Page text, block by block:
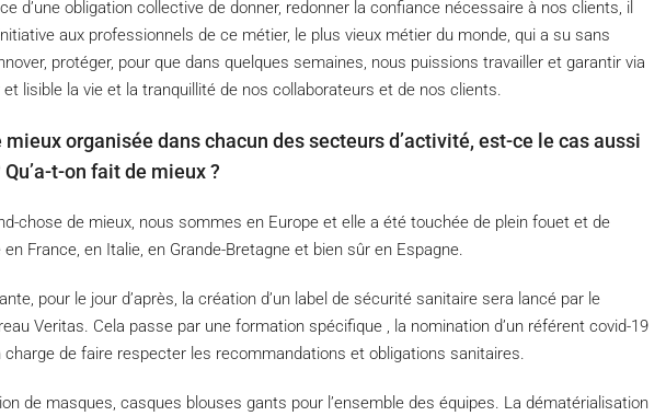
d’une obligation collective de donner, redonner la confiance nécessaire à nos clients, il
aux professionnels de ce métier, le plus vieux métier du monde, qui a su sans
protéger, pour que dans quelques semaines, nous puissions travailler et garantir via
lisible la vie et la tranquillité de nos collaborateurs et de nos clients.
mieux organisée dans chacun des secteurs d’activité, est-ce le cas aussi
t-on fait de mieux ?
chose de mieux, nous sommes en Europe et elle a été touchée de plein fouet et de
France, en Italie, en Grande-Bretagne et bien sûr en Espagne.
pour le jour d’après, la création d’un label de sécurité sanitaire sera lancé par le
Veritas. Cela passe par une formation spécifique , la nomination d’un référent covid-19
de faire respecter les recommandations et obligations sanitaires.
de masques, casques blouses gants pour l’ensemble des équipes. La dématérialisation